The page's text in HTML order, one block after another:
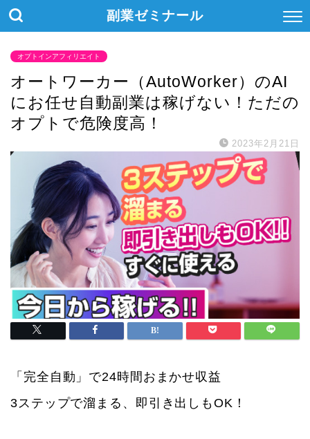
副業ゼミナール
オプトインアフィリエイト
オートワーカー（AutoWorker）のAI
にお任せ自動副業は稼げない！ただの
オプトで危険度高！
2023年2月21日
「完全自動」で24時間おまかせ収益
3ステップで溜まる、即引き出しもOK！